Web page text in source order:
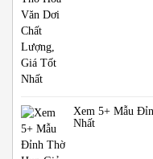
Xem 5+ Mẫu
Nhất